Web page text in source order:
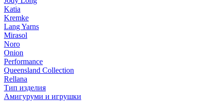
Katia
Kremke
Lang Yarns
Mirasol
Noro
Onion
Performance
Queensland Collection
Rellana
Тип изделия
Амигуруми и игрушки